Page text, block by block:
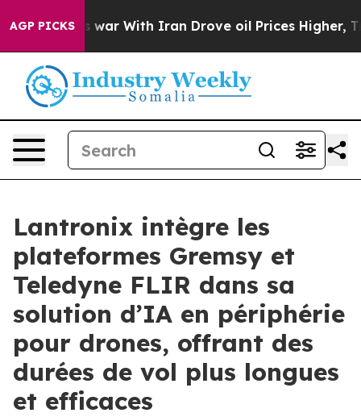
AGP PICKS
As war With Iran Drove oil Prices Higher, Trump
Lantronix intègre les
plateformes Gremsy et
Teledyne FLIR dans sa
solution d’IA en périphérie
pour drones, offrant des
durées de vol plus longues
et efficaces